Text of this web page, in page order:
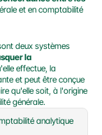
et en comptabilité
deux systèmes
la
effectue, la
et peut être conçue
qu'elle soit, à l'origine
générale.
analytique